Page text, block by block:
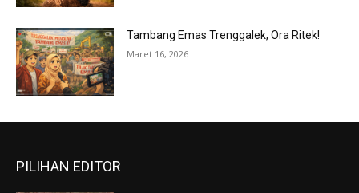
Tambang Emas Trenggalek, Ora Ritek!
Maret 16, 2026
PILIHAN EDITOR